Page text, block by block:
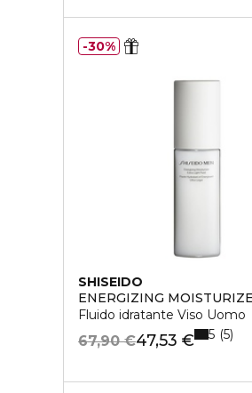
SHISEIDO
ENERGIZING
Fluido idratante Viso Uomo
47,53 €
67,90 € 5 5
30%